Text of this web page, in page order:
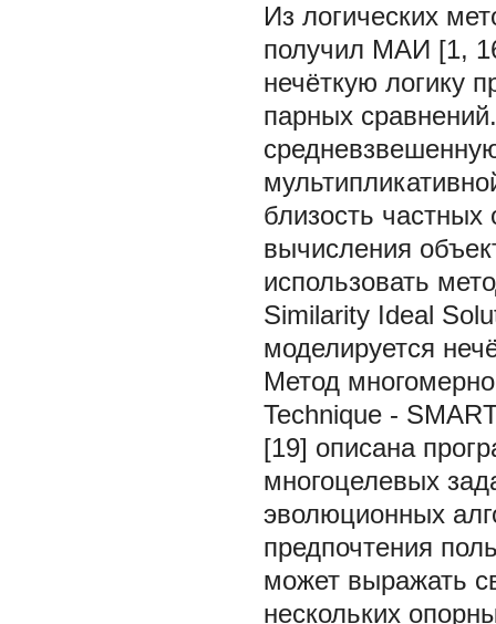
Из логических
получил МАИ [1,
нечёткую логику
парных
близость
вычисления
использовать
Similarity Ideal
моделируется
Метод
Technique -
[19] описана
многоцелевых
эволюционных
предпочтения
может выражать
нескольких